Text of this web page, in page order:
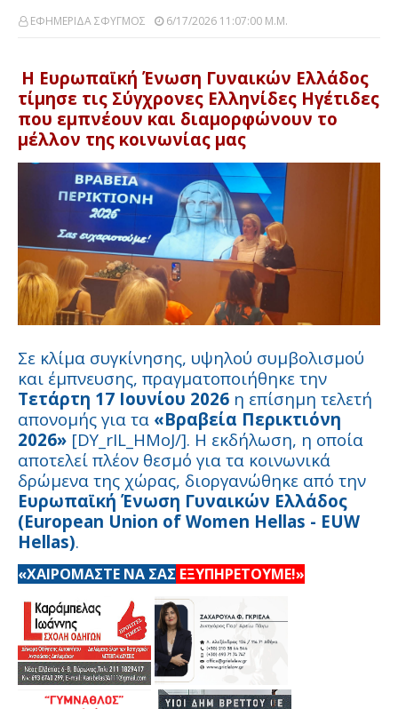
ΕΦΗΜΕΡΙΔΑ ΣΦΥΓΜΟΣ 6/17/2026 11:07:00 Μ.μ.
Η Ευρωπαϊκή Ένωση Γυναικών Ελλάδος
τίμησε τις Σύγχρονες Ελληνίδες Ηγέτιδες
που εμπνέουν και διαμορφώνουν το
μέλλον της κοινωνίας μας
Σε κλίμα συγκίνησης, υψηλού συμβολισμού
και έμπνευσης, πραγματοποιήθηκε την
Τετάρτη 17 Ιουνίου 2026 η επίσημη τελετή
απονομής για τα «Βραβεία Περικτιόνη
2026» [DY_rIL_HMoJ/]. Η εκδήλωση, η οποία
αποτελεί πλέον θεσμό για τα κοινωνικά
δρώμενα της χώρας, διοργανώθηκε από την
Ευρωπαϊκή Ένωση Γυναικών Ελλάδος
(European Union of Women Hellas - EUW
Hellas).
«ΧΑΙΡΟΜΑΣΤΕ ΝΑ ΣΑΣ ΕΞΥΠΗΡΕΤΟΥΜΕ!»